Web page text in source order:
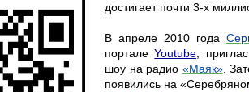
достигает почти 3-х
В апреле 2010 года
портале Youtube ,
шоу на радио «Маяк».
появились на